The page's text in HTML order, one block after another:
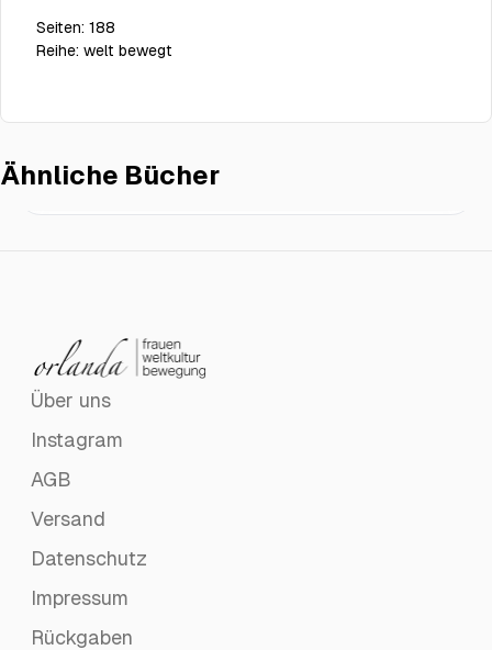
Seiten: 188
Reihe: welt bewegt
Ähnliche Bücher
Über uns
Instagram
AGB
Versand
Datenschutz
Impressum
Rückgaben